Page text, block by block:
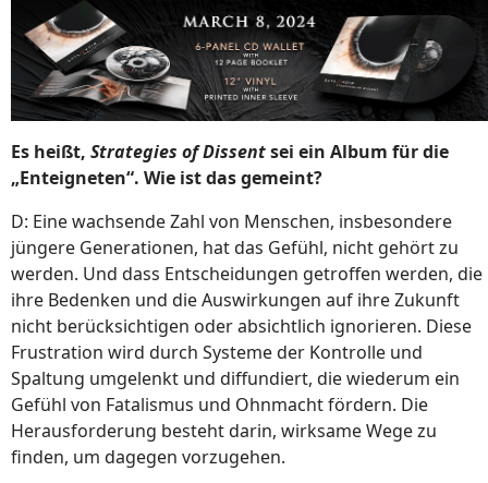
Es heißt, Strategies of Dissentsei ein Album für die
„Enteigneten“. Wie ist das gemeint?
D: Eine wachsende Zahl von Menschen, insbesondere
jüngere Generationen, hat das Gefühl, nicht gehört zu
werden. Und dass Entscheidungen getroffen werden, die
ihre Bedenken und die Auswirkungen auf ihre Zukunft
nicht berücksichtigen oder absichtlich ignorieren. Diese
Frustration wird durch Systeme der Kontrolle und
Spaltung umgelenkt und diffundiert, die wiederum ein
Gefühl von Fatalismus und Ohnmacht fördern. Die
Herausforderung besteht darin, wirksame Wege zu
finden, um dagegen vorzugehen.